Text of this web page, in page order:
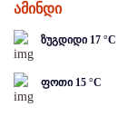
ამინდი
ზუგდიდი 17 °C
ფოთი 15 °C